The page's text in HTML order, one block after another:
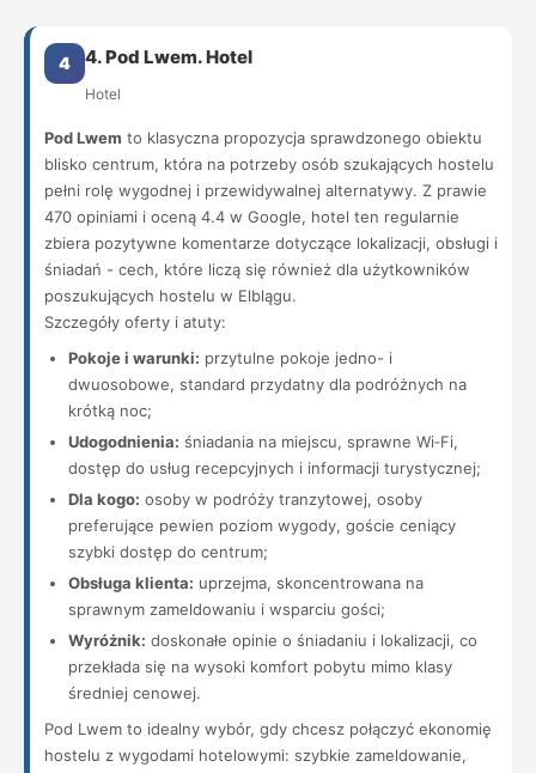
4 4. Pod Lwem. Hotel
Hotel
Pod Lwem to klasyczna propozycja sprawdzonego obiektu
blisko centrum, która na potrzeby osób szukających hostelu
pełni rolę wygodnej i przewidywalnej alternatywy. Z prawie
470 opiniami i oceną 4.4 w Google, hotel ten regularnie
zbiera pozytywne komentarze dotyczące lokalizacji, obsługi i
śniadań - cech, które liczą się również dla użytkowników
poszukujących hostelu w Elblągu.
Szczegóły oferty i atuty:
Pokoje i warunki: przytulne pokoje jedno- i
dwuosobowe, standard przydatny dla podróżnych na
krótką noc;
Udogodnienia: śniadania na miejscu, sprawne Wi‑Fi,
dostęp do usług recepcyjnych i informacji turystycznej;
Dla kogo: osoby w podróży tranzytowej, osoby
preferujące pewien poziom wygody, goście ceniący
szybki dostęp do centrum;
Obsługa klienta: uprzejma, skoncentrowana na
sprawnym zameldowaniu i wsparciu gości;
Wyróżnik: doskonałe opinie o śniadaniu i lokalizacji, co
przekłada się na wysoki komfort pobytu mimo klasy
średniej cenowej.
Pod Lwem to idealny wybór, gdy chcesz połączyć ekonomię
hostelu z wygodami hotelowymi: szybkie zameldowanie,